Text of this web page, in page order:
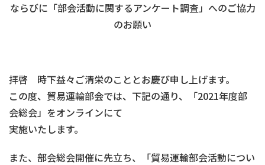
ならびに「部会活動に関するアンケート調査」へのご協力
のお願い
拝啓 時下益々ご清栄のこととお慶び申し上げます。
この度、貿易運輸部会では、下記の通り、「2021年度部
会総会」をオンラインにて
実施いたします。
また、部会総会開催に先立ち、「貿易運輸部会活動につい